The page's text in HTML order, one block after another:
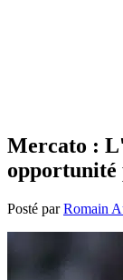
Mercato :
Posté parRomain